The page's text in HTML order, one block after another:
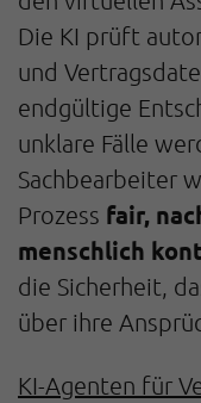
Die KI prüft
und
endgültige
unklare Fälle
Sachbearbeiter
Prozess fair,
menschlich
die Sicherheit,
über ihre
KI-Agenten für